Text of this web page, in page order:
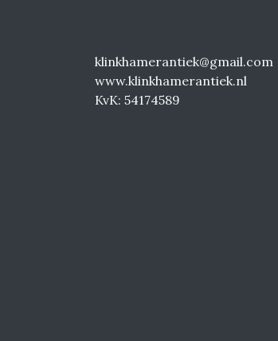
klinkhamerantiek@gmail.com
www.klinkhamerantiek.nl
KvK: 54174589